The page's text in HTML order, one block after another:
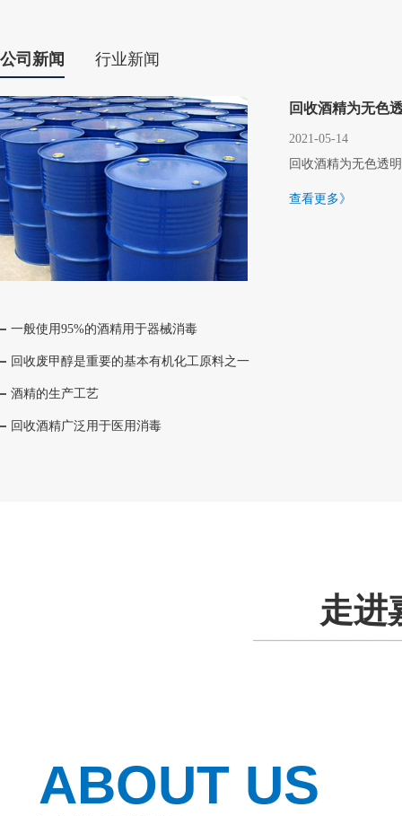
公司新闻 行业新闻
回收酒精为无色
2021-05-14
回收酒精为无色透
查看更多》
一般使用95%的酒精用于器械消毒
回收废甲醇是重要的基本有机化工原料之一
酒精的生产工艺
回收酒精广泛用于医用消毒
走进
ABOUT US